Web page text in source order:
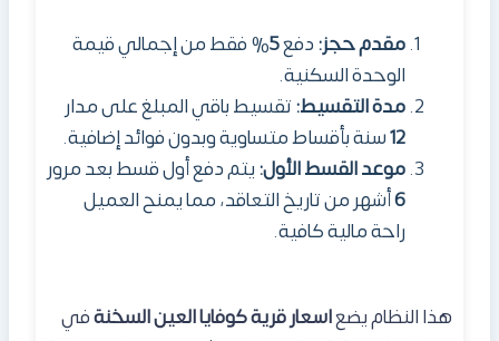
مقدم حجز:دفع5% فقط من إجمالي قيمة
الوحدة السكنية.
مدة التقسيط:تقسيط باقي المبلغ على مدار
12سنة بأقساط متساوية وبدون فوائد إضافية.
موعد القسط الأول:يتم دفع أول قسط بعد مرور
6أشهر من تاريخ التعاقد، مما يمنح العميل
راحة مالية كافية.
هذا النظام يضعاسعار قرية كوفايا العين السخنةفي